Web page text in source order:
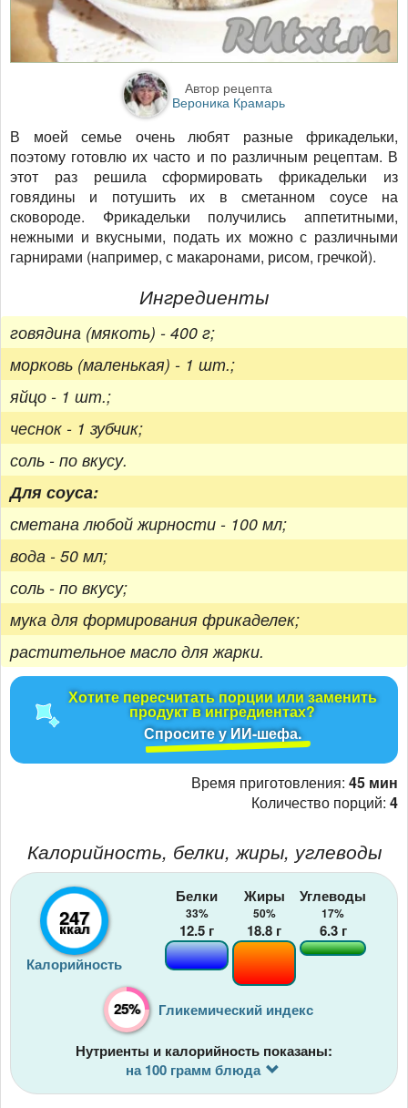
Автор рецепта
Вероника Крамарь
В моей семье очень любят разные фрикадельки,
поэтому готовлю их часто и по различным рецептам. В
этот раз решила сформировать фрикадельки из
говядины и потушить их в сметанном соусе на
сковороде. Фрикадельки получились аппетитными,
нежными и вкусными, подать их можно с различными
гарнирами (например, с макаронами, рисом, гречкой).
Ингредиенты
говядина (мякоть) - 400 г;
морковь (маленькая) - 1 шт.;
яйцо - 1 шт.;
чеснок - 1 зубчик;
соль - по вкусу.
Для соуса:
сметана любой жирности - 100 мл;
вода - 50 мл;
соль - по вкусу;
мука для формирования фрикаделек;
растительное масло для жарки.
Хотите пересчитать порции или заменить
продукт в ингредиентах?
Спросите у ИИ-шефа.
Время приготовления: 45 мин
Количество порций: 4
Калорийность, белки, жиры, углеводы
247
ккал
Калорийность
Белки
33%
12.5 г
Жиры
50%
18.8 г
Углеводы
17%
6.3г
25% Гликемический индекс
Нутриенты и калорийность показаны:
на 100 грамм блюда